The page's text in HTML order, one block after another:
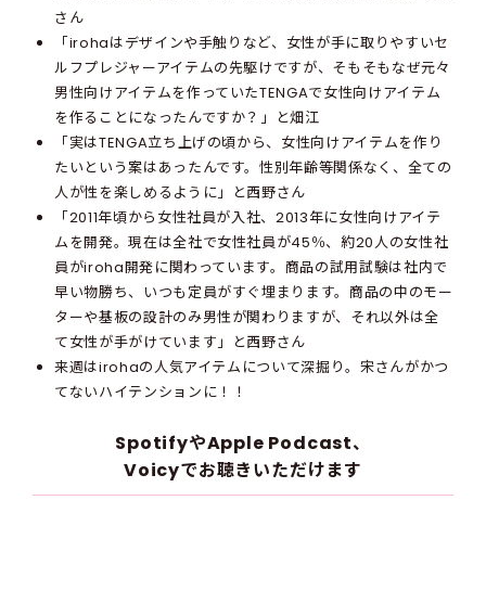
さん
「irohaはデザインや手触りなど、女性が手に取りやすいセ
ルフプレジャーアイテムの先駆けですが、そもそもなぜ元々
男性向けアイテムを作っていたTENGAで女性向けアイテム
を作ることになったんですか？」と畑江
「実はTENGA立ち上げの頃から、女性向けアイテムを作り
たいという案はあったんです。性別年齢等関係なく、全ての
人が性を楽しめるように」と西野さん
「2011年頃から女性社員が入社、2013年に女性向けアイテ
ムを開発。現在は全社で女性社員が45％、約20人の女性社
員がiroha開発に関わっています。商品の試用試験は社内で
早い物勝ち、いつも定員がすぐ埋まります。商品の中のモー
ターや基板の設計のみ男性が関わりますが、それ以外は全
て女性が手がけています」と西野さん
来週はirohaの人気アイテムについて深掘り。宋さんがかつ
てないハイテンションに！！
SpotifyやApple Podcast、
Voicyでお聴きいただけます